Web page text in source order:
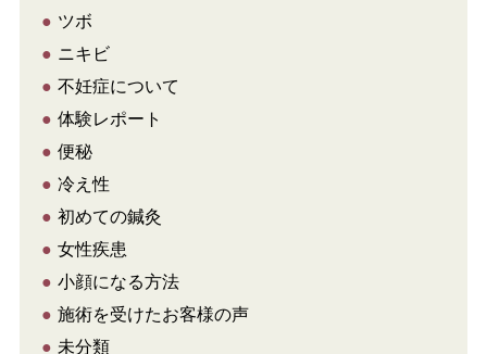
● ツボ
● ニキビ
● 不妊症について
● 体験レポート
● 便秘
● 冷え性
● 初めての鍼灸
● 女性疾患
● 小顔になる方法
● 施術を受けたお客様の声
● 未分類